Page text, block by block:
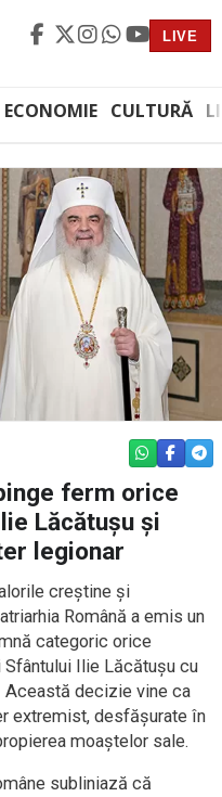
LIVE
ECONOMIE CULTURĂ
WHATSAPP
ferm orice
Lăcătușu și
legionar
creștine și
Română a emis un
categoric orice
Ilie Lăcătușu cu
Această decizie vine ca
extremist, desfășurate în
moaștelor sale.
subliniază că